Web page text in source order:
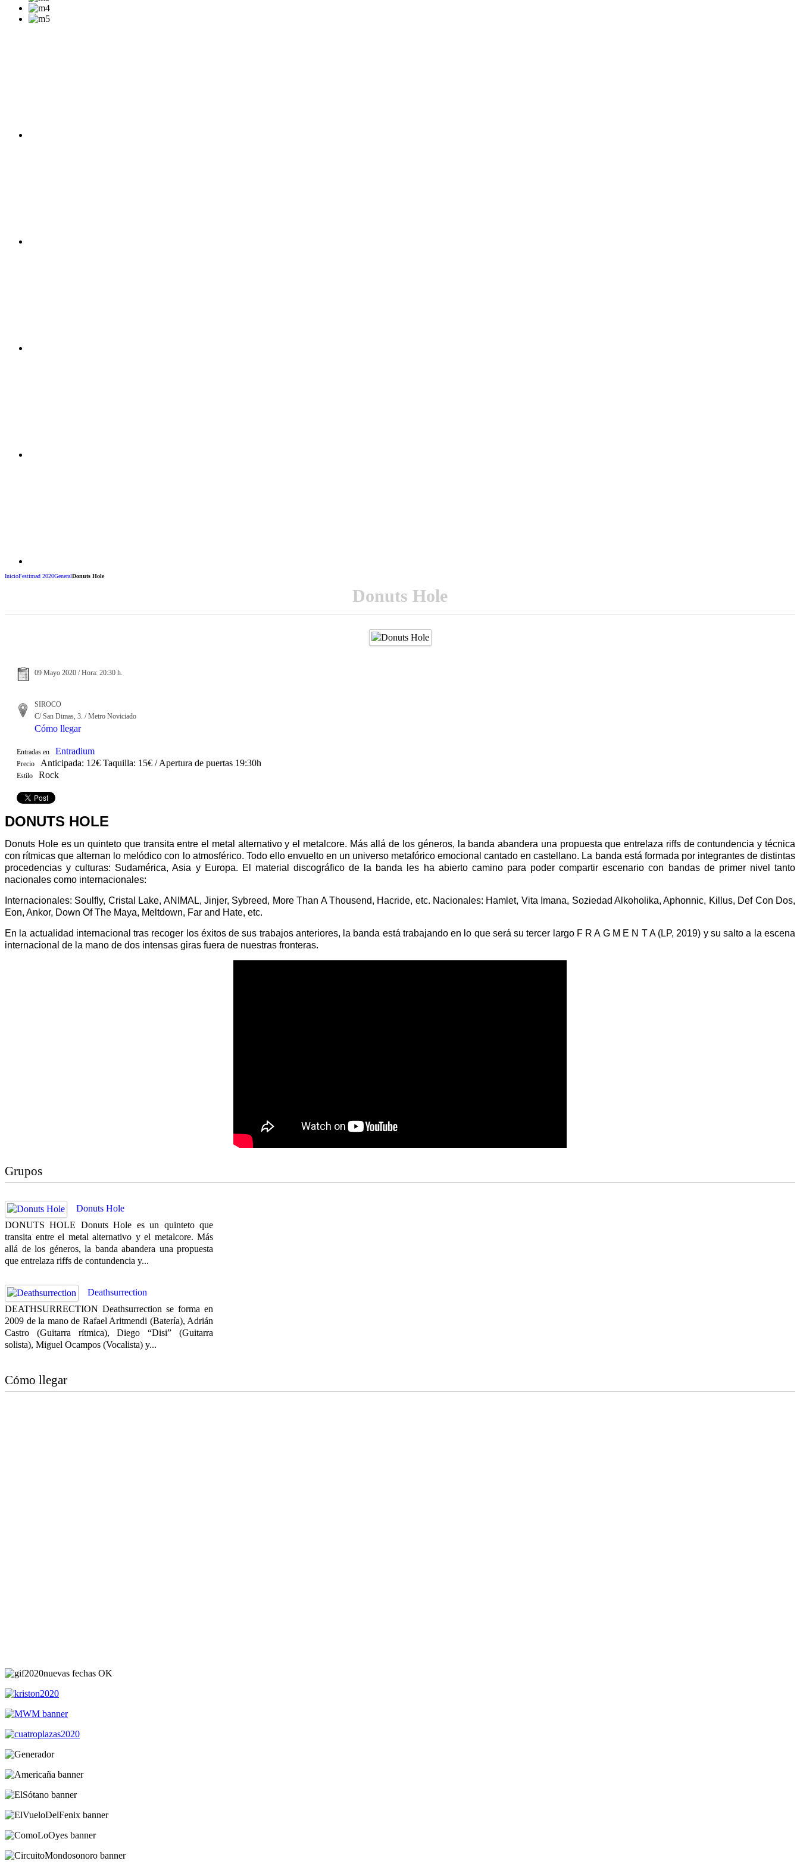
InicioFestimad 2020GeneralDonuts Hole
Donuts Hole
09 Mayo 2020 / Hora: 20:30 h.
SIROCO
C/ San Dimas, 3. / Metro Noviciado
Cómo llegar
Entradas en Entradium
Precio Anticipada: 12€ Taquilla: 15€ / Apertura de puertas 19:30h
Estilo Rock
DONUTS HOLE
Donuts Hole es un quinteto que transita entre el metal alternativo y el metalcore. Más allá de los géneros, la banda abandera una propuesta que entrelaza riffs de contundencia y técnica
con rítmicas que alternan lo melódico con lo atmosférico. Todo ello envuelto en un universo metafórico emocional cantado en castellano. La banda está formada por integrantes de distintas
procedencias y culturas: Sudamérica, Asia y Europa. El material discográfico de la banda les ha abierto camino para poder compartir escenario con bandas de primer nivel tanto
nacionales como internacionales:
Internacionales: Soulfly, Cristal Lake, ANIMAL, Jinjer, Sybreed, More Than A Thousend, Hacride, etc. Nacionales: Hamlet, Vita Imana, Soziedad Alkoholika, Aphonnic, Killus, Def Con Dos,
Eon, Ankor, Down Of The Maya, Meltdown, Far and Hate, etc.
En la actualidad internacional tras recoger los éxitos de sus trabajos anteriores, la banda está trabajando en lo que será su tercer largo F R A G M E N T A (LP, 2019) y su salto a la escena
internacional de la mano de dos intensas giras fuera de nuestras fronteras.
Grupos
Donuts Hole
DONUTS HOLE Donuts Hole es un quinteto que
transita entre el metal alternativo y el metalcore. Más
allá de los géneros, la banda abandera una propuesta
que entrelaza riffs de contundencia y...
Deathsurrection
DEATHSURRECTION Deathsurrection se forma en
2009 de la mano de Rafael Aritmendi (Batería), Adrián
Castro (Guitarra rítmica), Diego “Disi” (Guitarra
solista), Miguel Ocampos (Vocalista) y...
Cómo llegar